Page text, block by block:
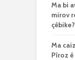
Ma bi
mirov
çêbike?
Ma
Pîroz ê